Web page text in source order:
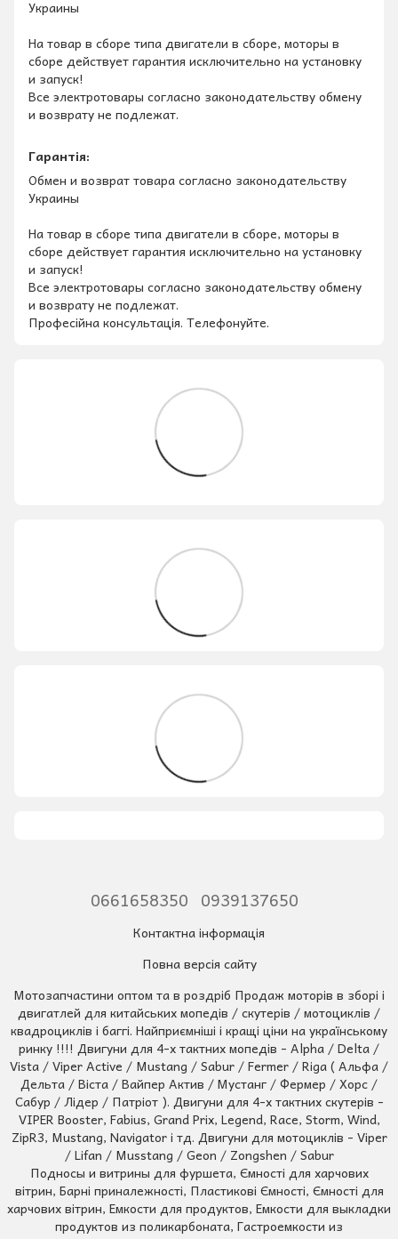
Украины
На товар в сборе типа двигатели в сборе, моторы в
сборе действует гарантия исключительно на установку
и запуск!
Все электротовары согласно законодательству обмену
и возврату не подлежат.
Гарантія:
Обмен и возврат товара согласно законодательству
Украины
На товар в сборе типа двигатели в сборе, моторы в
сборе действует гарантия исключительно на установку
и запуск!
Все электротовары согласно законодательству обмену
и возврату не подлежат.
Професійна консультація. Телефонуйте.
0661658350 0939137650
Контактна інформація
Повна версія сайту
Мотозапчастини оптом та в роздріб Продаж моторів в зборі і
двигатлей для китайських мопедів / скутерів / мотоциклів /
квадроциклів і баггі. Найприємніші і кращі ціни на українському
ринку !!!! Двигуни для 4-х тактних мопедів - Alpha / Delta /
Vista / Viper Active / Mustang / Sabur / Fermer / Riga ( Альфа /
Дельта / Віста / Вайпер Актив / Мустанг / Фермер / Хорс /
Сабур / Лідер / Патріот ). Двигуни для 4-х тактних скутерів -
VIPER Booster, Fabius, Grand Prix, Legend, Race, Storm, Wind,
ZipR3, Mustang, Navigator і тд. Двигуни для мотоциклів - Viper
/ Lifan / Musstang / Geon / Zongshen / Sabur
Подносы и витрины для фуршета, Ємності для харчових
вітрин, Барні приналежності, Пластикові Ємності, Ємності для
харчових вітрин, Емкости для продуктов, Емкости для выкладки
продуктов из поликарбоната, Гастроемкости из